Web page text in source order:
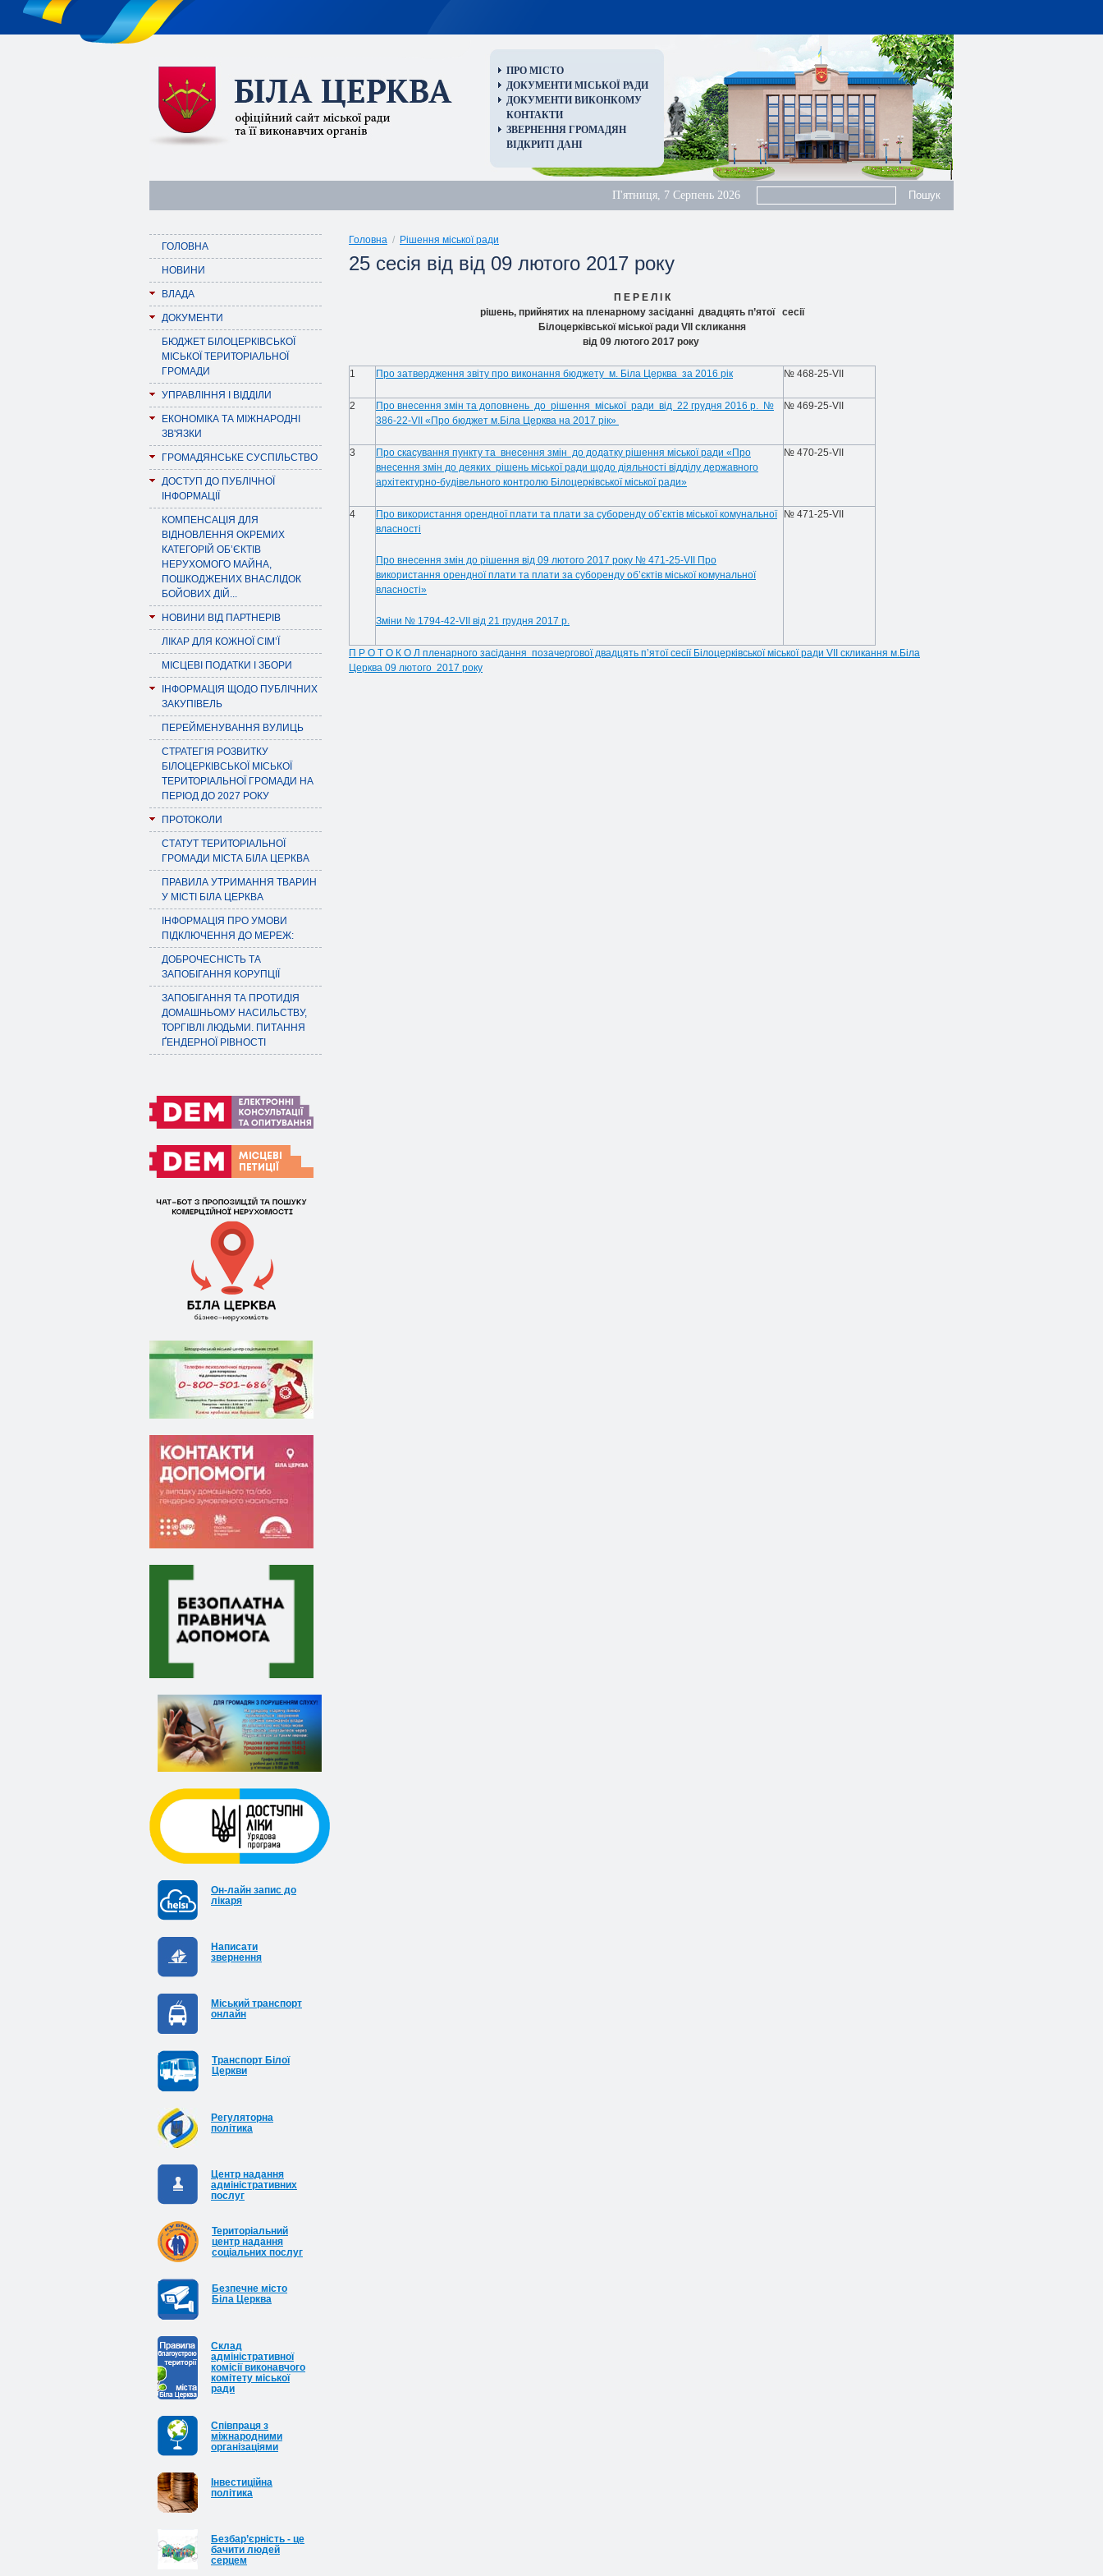
ПРО МІСТО
ДОКУМЕНТИ МІСЬКОЇ РАДИ
ДОКУМЕНТИ ВИКОНКОМУ
КОНТАКТИ
ЗВЕРНЕННЯ ГРОМАДЯН
ВІДКРИТІ ДАНІ
П'ятниця, 7 Серпень 2026
ГОЛОВНА
НОВИНИ
ВЛАДА
ДОКУМЕНТИ
БЮДЖЕТ БІЛОЦЕРКІВСЬКОЇ
МІСЬКОЇ ТЕРИТОРІАЛЬНОЇ
ГРОМАДИ
УПРАВЛІННЯ І ВІДДІЛИ
ЕКОНОМІКА ТА МІЖНАРОДНІ
ЗВ'ЯЗКИ
ГРОМАДЯНСЬКЕ СУСПІЛЬСТВО
ДОСТУП ДО ПУБЛІЧНОЇ
ІНФОРМАЦІЇ
КОМПЕНСАЦІЯ ДЛЯ
ВІДНОВЛЕННЯ ОКРЕМИХ
КАТЕГОРІЙ ОБ’ЄКТІВ
НЕРУХОМОГО МАЙНА,
ПОШКОДЖЕНИХ ВНАСЛІДОК
БОЙОВИХ ДІЙ...
НОВИНИ ВІД ПАРТНЕРІВ
ЛІКАР ДЛЯ КОЖНОЇ СІМ’Ї
МІСЦЕВІ ПОДАТКИ І ЗБОРИ
ІНФОРМАЦІЯ ЩОДО ПУБЛІЧНИХ
ЗАКУПІВЕЛЬ
ПЕРЕЙМЕНУВАННЯ ВУЛИЦЬ
СТРАТЕГІЯ РОЗВИТКУ
БІЛОЦЕРКІВСЬКОЇ МІСЬКОЇ
ТЕРИТОРІАЛЬНОЇ ГРОМАДИ НА
ПЕРІОД ДО 2027 РОКУ
ПРОТОКОЛИ
СТАТУТ ТЕРИТОРІАЛЬНОЇ
ГРОМАДИ МІСТА БІЛА ЦЕРКВА
ПРАВИЛА УТРИМАННЯ ТВАРИН
У МІСТІ БІЛА ЦЕРКВА
ІНФОРМАЦІЯ ПРО УМОВИ
ПІДКЛЮЧЕННЯ ДО МЕРЕЖ:
ДОБРОЧЕСНІСТЬ ТА
ЗАПОБІГАННЯ КОРУПЦІЇ
ЗАПОБІГАННЯ ТА ПРОТИДІЯ
ДОМАШНЬОМУ НАСИЛЬСТВУ,
ТОРГІВЛІ ЛЮДЬМИ. ПИТАННЯ
ҐЕНДЕРНОЇ РІВНОСТІ
Он-лайн запис до
лікаря
Написати
звернення
Міський транспорт
онлайн
Транспорт Білої
Церкви
Регуляторна
політика
Центр надання
адміністративних
послуг
Територіальний
центр надання
соціальних послуг
Безпечне місто
Біла Церква
Cклад
адміністративної
комісії виконавчого
комітету міської
ради
Співпраця з
міжнародними
організаціями
Інвестиційна
політика
Безбар’єрність - це
бачити людей
серцем
Головна / Рішення міської ради
25 сесія від від 09 лютого 2017 року
П Е Р Е Л І К
рішень, прийнятих на пленарному засіданні двадцять п’ятої сесії
Білоцерківської міської ради VIІ скликання
від 09 лютого 2017 року
1 Про затвердження звіту про виконання бюджету м. Біла Церква за 2016 рік № 468-25-VIІ
2
Про внесення змін та доповнень до рішення міської ради від 22 грудня 2016 р. №
386-22-VІІ «Про бюджет м.Біла Церква на 2017 рік»
№ 469-25-VIІ
3
Про скасування пункту та внесення змін до додатку рішення міської ради «Про
внесення змін до деяких рішень міської ради щодо діяльності відділу державного
архітектурно-будівельного контролю Білоцерківської міської ради»
№ 470-25-VIІ
4
Про використання орендної плати та плати за суборенду об’єктів міської комунальної
власності
Про внесення змін до рішення від 09 лютого 2017 року № 471-25-VII Про
використання орендної плати та плати за суборенду об’єктів міської комунальної
власності»
Зміни № 1794-42-VII від 21 грудня 2017 р.
№ 471-25-VIІ
П Р О Т О К О Л пленарного засідання позачергової двадцять п’ятої сесії Білоцерківської міської ради VII скликання м.Біла
Церква 09 лютого 2017 року